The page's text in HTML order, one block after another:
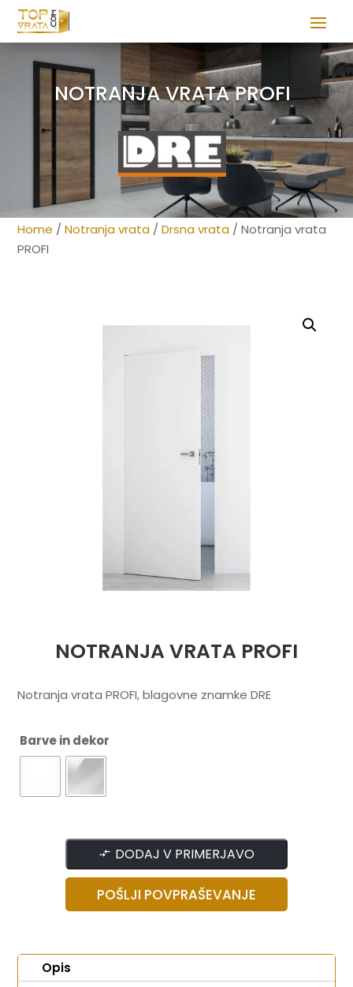
NOTRANJA VRATA PROFI
Home /Notranja vrata /Drsna vrata / Notranja vrata
PROFI
NOTRANJA VRATA PROFI
Notranja vrata PROFI, blagovne znamke DRE
Barve in dekor
DODAJ V PRIMERJAVO
POŠLJI POVPRAŠEVANJE
Opis